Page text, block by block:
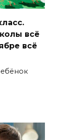
всё
всё